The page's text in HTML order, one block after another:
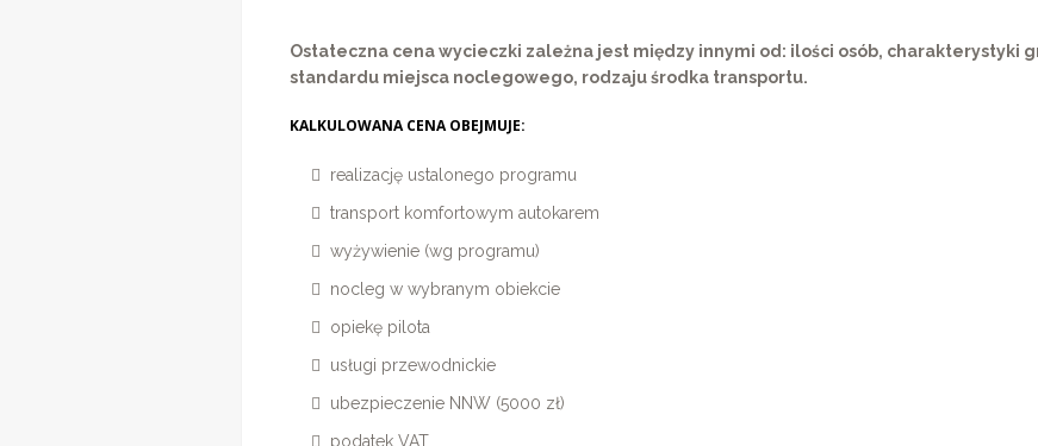
Ostateczna cena wycieczki zależna jest między innymi od: ilości osób, charakterystyki
standardu miejsca noclegowego, rodzaju środka transportu.
KALKULOWANA CENA OBEJMUJE:
realizację ustalonego programu
transport komfortowym autokarem
wyżywienie (wg programu)
nocleg w wybranym obiekcie
opiekę pilota
usługi przewodnickie
ubezpieczenie NNW (5000 zł)
podatek VAT